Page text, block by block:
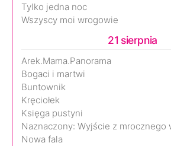
Tylko jedna noc
Wszyscy moi wrogowie
21 sierpnia
Arek.Mama.Panorama
Bogaci i martwi
Buntownik
Kręciołek
Księga pustyni
Naznaczony: Wyjście z mrocznego
Nowa fala